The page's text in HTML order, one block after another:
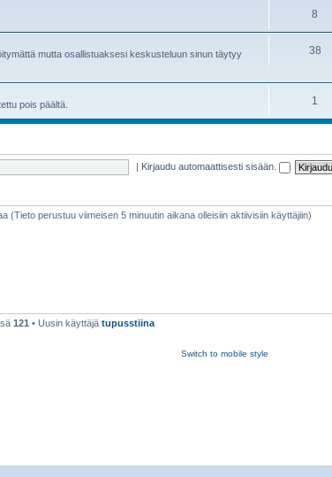
8
mutta osallistuaksesi keskusteluun sinun täytyy
38
pois päältä. 1
| Kirjaudu automaattisesti sisään.
(Tieto perustuu viimeisen 5 minuutin aikana olleisiin aktiivisiin käyttäjiin)
121 • Uusin käyttäjä tupusstiina
Switch to mobile style